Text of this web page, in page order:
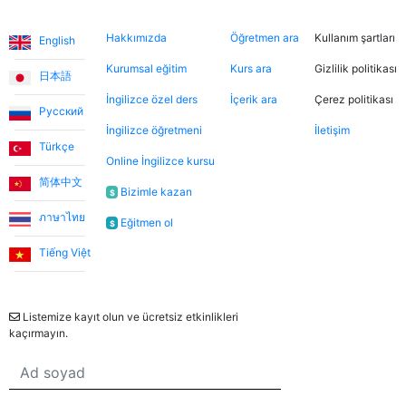
Dersler, öğretmen-öğrenci ilişkisinden çok arkadaşlık
havasında geçiyor.
Ece T.
Emma, kızıma İngilizceyi çok eğlenceli yöntemlerle
öğretiyor. Her zaman neşeli ve bu dersleri daha keyifli
hale getiriyor. Bu uygulama sayesinde Emma ile
tanışmamızı ve bize İngilizce öğretmesini büyük bir
şans olarak görüyorum.
Utku S.
Umut Hoca ile çalıştım. Türkçe desteksiz iletişim
English
日本語
Русский
Türkçe
简体中文
ภาษาไทย
Tiếng Việt
Hakkımızda
Kurumsal eğitim
İngilizce özel ders
İngilizce öğretmeni
Online İngilizce kursu
$ Bizimle kazan
$ Eğitmen ol
Öğretmen ara
Kurs ara
İçerik ara
Kullanım şartları
Gizlilik politikası
Çerez politikası
İletişim
Listemize kayıt olun ve ücretsiz etkinlikleri
kaçırmayın.